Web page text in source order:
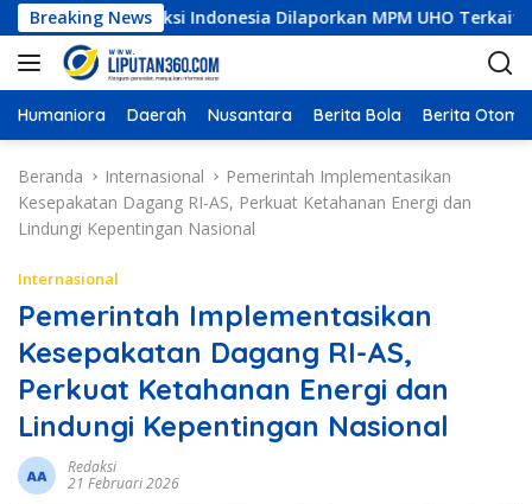
a
g
u
Breaking News
Konstruksi Indonesia Dilaporkan MPM UHO Terkait
Humaniora Daerah Nusantara Berita Bola Berita
Beranda Internasional
Pemerintah Implementasikan
Kesepakatan Dagang RI-AS, Perkuat Ketahanan Energi dan
Lindungi Kepentingan Nasional
Internasional
Pemerintah Implementasikan
Kesepakatan Dagang RI-AS,
Perkuat Ketahanan Energi dan
Lindungi Kepentingan Nasional
Redaksi
21 Februari 2026